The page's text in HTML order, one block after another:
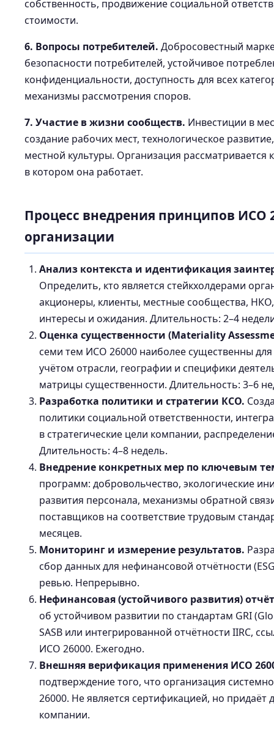
собственность, продвижение социальной
стоимости.
6. Вопросы потребителей. Добросовестный
безопасности потребителей, устойчивое
конфиденциальности, доступность для всех
механизмы рассмотрения споров.
7. Участие в жизни сообществ. Инвестиции в
создание рабочих мест, технологическое
местной культуры. Организация рассматривается
в котором она работает.
Процесс внедрения принципов ИСО
организации
Анализ контекста и идентификация
Определить, кто является стейкхолдерами
акционеры, клиенты, местные сообщества,
интересы и ожидания. Длительность: 2–4
Оценка существенности (Materiality
семи тем ИСО 26000 наиболее существенны
учётом отрасли, географии и специфики
матрицы существенности. Длительность: 3–6
Разработка политики и стратегии КСО.
политики социальной ответственности,
в стратегические цели компании,
Длительность: 4–8 недель.
Внедрение конкретных мер по ключевым
программ: добровольчество, экологические
развития персонала, механизмы обратной
поставщиков на соответствие трудовым
месяцев.
Мониторинг и измерение результатов.
сбор данных для нефинансовой отчётности
ревью. Непрерывно.
Нефинансовая (устойчивого развития)
об устойчивом развитии по стандартам GRI
SASB или интегрированной отчётности IIRC,
ИСО 26000. Ежегодно.
Внешняя верификация применения ИСО
подтверждение того, что организация
26000. Не является сертификацией, но придаёт
компании.